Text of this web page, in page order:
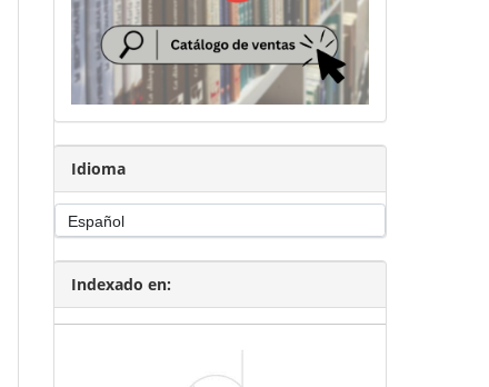
Idioma
Indexado en: